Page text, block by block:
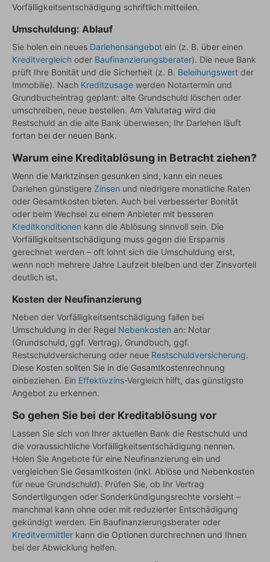
Vorfälligkeitsentschädigung schriftlich mitteilen.
Umschuldung: Ablauf
Sie holen ein neues Darlehensangebot ein (z. B. über einen
Kreditvergleich oder Baufinanzierungsberater). Die neue Bank
prüft Ihre Bonität und die Sicherheit (z. B. Beleihungswert der
Immobilie). Nach Kreditzusage werden Notartermin und
Grundbucheintrag geplant: alte Grundschuld löschen oder
umschreiben, neue bestellen. Am Valutatag wird die
Restschuld an die alte Bank überwiesen; Ihr Darlehen läuft
fortan bei der neuen Bank.
Warum eine Kreditablösung in Betracht ziehen?
Wenn die Marktzinsen gesunken sind, kann ein neues
Darlehen günstigere Zinsen und niedrigere monatliche Raten
oder Gesamtkosten bieten. Auch bei verbesserter Bonität
oder beim Wechsel zu einem Anbieter mit besseren
Kreditkonditionen kann die Ablösung sinnvoll sein. Die
Vorfälligkeitsentschädigung muss gegen die Ersparnis
gerechnet werden – oft lohnt sich die Umschuldung erst,
wenn noch mehrere Jahre Laufzeit bleiben und der Zinsvorteil
deutlich ist.
Kosten der Neufinanzierung
Neben der Vorfälligkeitsentschädigung fallen bei
Umschuldung in der Regel Nebenkosten an: Notar
(Grundschuld, ggf. Vertrag), Grundbuch, ggf.
Restschuldversicherung oder neue Restschuldversicherung.
Diese Kosten sollten Sie in die Gesamtkostenrechnung
einbeziehen. Ein Effektivzins-Vergleich hilft, das günstigste
Angebot zu erkennen.
So gehen Sie bei der Kreditablösung vor
Lassen Sie sich von Ihrer aktuellen Bank die Restschuld und
die voraussichtliche Vorfälligkeitsentschädigung nennen.
Holen Sie Angebote für eine Neufinanzierung ein und
vergleichen Sie Gesamtkosten (inkl. Ablöse und Nebenkosten
für neue Grundschuld). Prüfen Sie, ob Ihr Vertrag
Sondertilgungen oder Sonderkündigungsrechte vorsieht –
manchmal kann ohne oder mit reduzierter Entschädigung
gekündigt werden. Ein Baufinanzierungsberater oder
Kreditvermittler kann die Optionen durchrechnen und Ihnen
bei der Abwicklung helfen.